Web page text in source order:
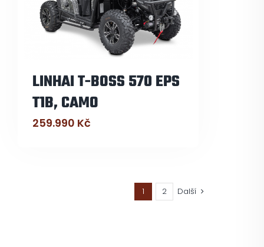
LINHAI T-BOSS 570 EPS
T1B, CAMO
259.990 Kč
1 2 Další